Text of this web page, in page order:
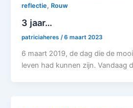
reflectie, Rouw
3 jaar…
patriciaheres/6 maart 2023
6 maart 2019, de dag die de
leven had kunnen zijn. Vandaag